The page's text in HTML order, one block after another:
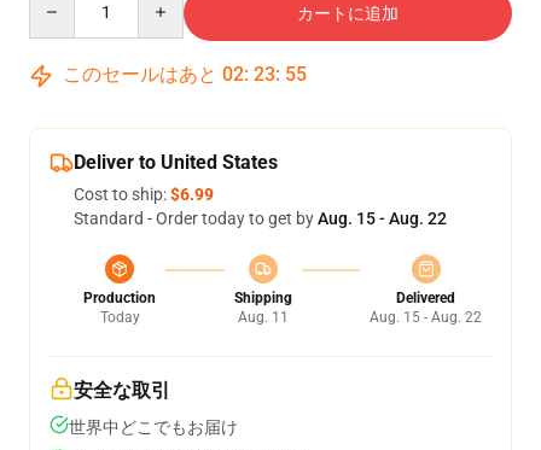
カートに追加
このセールはあと 02: 23: 54
Deliver to United States
Cost to ship:$6.99
Standard - Order today to get byAug. 15 - Aug. 22
Production
Today
Shipping
Aug. 11
Delivered
Aug. 15 - Aug. 22
安全な取引
世界中どこでもお届け